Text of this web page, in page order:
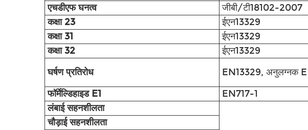
एचडीएफ घनत्व
जीबी/टी18102-2007
कक्षा 23
ईएन13329
कक्षा 31
ईएन13329
कक्षा 32
ईएन13329
घर्षण प्रतिरोध
EN13329, अनुलग्नक E
फॉर्मेल्डिहाइड E1
EN717-1
लंबाई सहनशीलता
चौड़ाई सहनशीलता